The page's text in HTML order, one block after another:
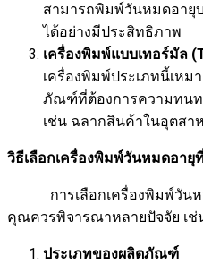
สามารถพิมพ์วันหมดอายุ
ได้อย่างมีประสิทธิภาพ
เครื่องพิมพ์แบบเทอร์มัล (
เครื่องพิมพ์ประเภทนี้เห
ภัณฑ์ที่ต้องการความทน
เช่น ฉลากสินค้าในอุตสา
วิธีเลือกเครื่องพิมพ์วันหมดอายุ
การเลือกเครื่องพิมพ์วันหม
คุณควรพิจารณาหลายปัจจัย เช่
ประเภทของผลิตภัณฑ์